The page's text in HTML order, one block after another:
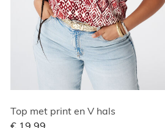
Top met print en V hals